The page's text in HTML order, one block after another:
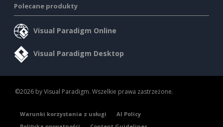
Polecane produkty
Visual Paradigm Online
Visual Paradigm Desktop
©2026 by Visual Paradigm. Wszelkie prawa zastrzeżone.
Warunki korzystania z usługi
AI Policy